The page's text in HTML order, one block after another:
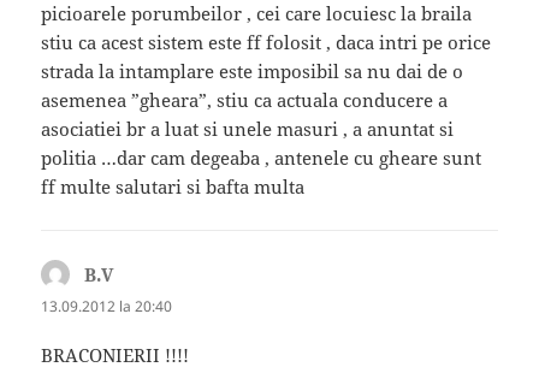
picioarele porumbeilor , cei care locuiesc la braila
stiu ca acest sistem este ff folosit , daca intri pe orice
strada la intamplare este imposibil sa nu dai de o
asemenea ”gheara”, stiu ca actuala conducere a
asociatiei br a luat si unele masuri , a anuntat si
politia …dar cam degeaba , antenele cu gheare sunt
ff multe salutari si bafta multa
B.Vspune:
13.09.2012 la 20:40
BRACONIERII !!!!